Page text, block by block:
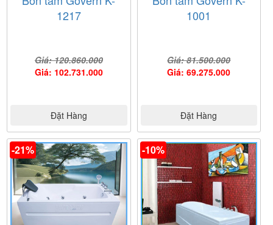
1217
Giá: 120.860.000
Giá: 102.731.000
Đặt Hàng
1001
Giá: 81.500.000
Giá: 69.275.000
Đặt Hàng
-21% -10%